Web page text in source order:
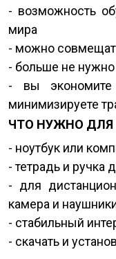
- возможность
мира
- можно
- больше не
- вы
минимизируете
ЧТО НУЖНО ДЛЯ
- ноутбук или
- тетрадь и ручка
- для
камера и
- стабильный
- скачать и